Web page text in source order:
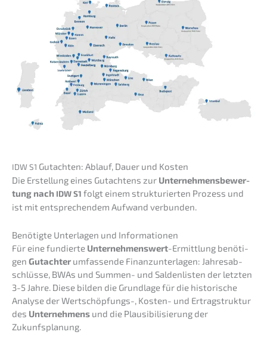
IDWS1 Gutach­ten: Ablauf, Dauer und Kosten
Die Erstel­lung eines Gutach­tens zur Unter­neh­mens­be­wer­
tung nach IDWS1 folgt einem struk­tu­rier­ten Prozess und
ist mit entspre­chen­dem Aufwand verbunden.
Benötig­te Unter­la­gen und Informationen
Für eine fundier­te Unter­neh­mens­wert-Ermitt­lung benöti­
gen Gutach­ter umfas­sen­de Finanz­un­ter­la­gen: Jahres­ab­
schlüs­se, BWAs und Summen- und Salden­lis­ten der letzten
3-5 Jahre. Diese bilden die Grund­la­ge für die histo­ri­sche
Analy­se der Wertschöp­fungs-, Kosten- und Ertrag­struk­tur
des Unter­neh­mens und die Plausi­bi­li­sie­rung der
Zukunfsplanung.